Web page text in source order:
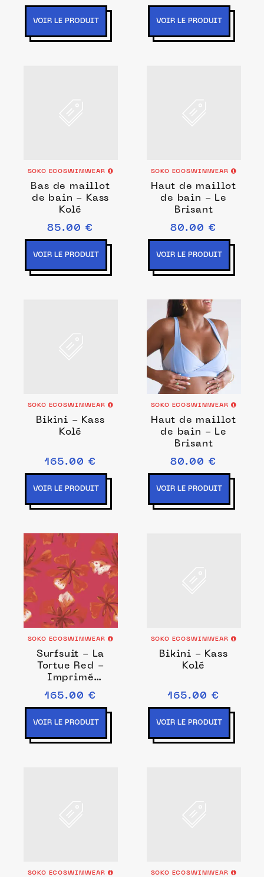
VOIR LE PRODUIT VOIR LE PRODUIT
SOKO ECOSWIMWEAR
Bas de maillot
de bain - Kass
Kolé
85.00 €
VOIR LE PRODUIT
SOKO ECOSWIMWEAR
Haut de maillot
de bain - Le
Brisant
80.00 €
VOIR LE PRODUIT
SOKO ECOSWIMWEAR
Bikini - Kass
Kolé
165.00 €
VOIR LE PRODUIT
SOKO ECOSWIMWEAR
Haut de maillot
de bain - Le
Brisant
80.00 €
VOIR LE PRODUIT
SOKO ECOSWIMWEAR
Surfsuit - La
Tortue Red -
Imprimé
signature Red
Flamboyants
165.00 €
VOIR LE PRODUIT
SOKO ECOSWIMWEAR
Bikini - Kass
Kolé
165.00 €
VOIR LE PRODUIT
SOKO ECOSWIMWEAR SOKO ECOSWIMWEAR